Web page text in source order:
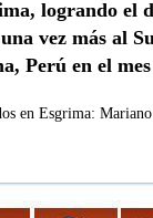
logrando el
vez más al
Perú en el
en Esgrima: